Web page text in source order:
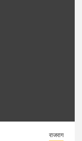
राजराग